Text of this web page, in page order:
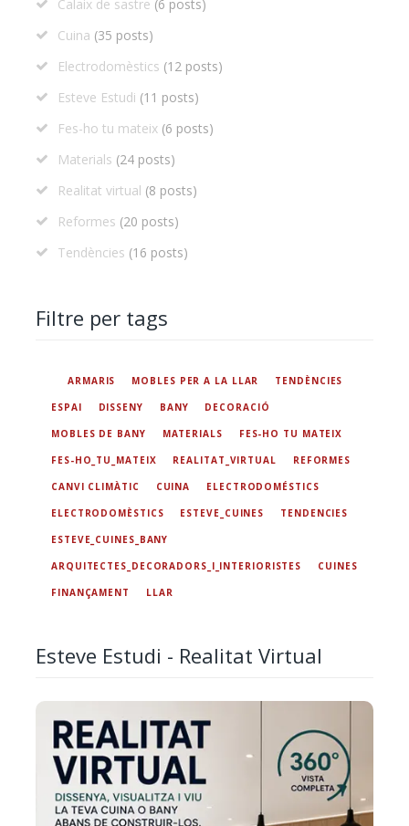
Calaix de sastre (6 posts)
Cuina (35 posts)
Electrodomèstics (12 posts)
Esteve Estudi (11 posts)
Fes-ho tu mateix (6 posts)
Materials (24 posts)
Realitat virtual (8 posts)
Reformes (20 posts)
Tendències (16 posts)
Filtre per tags
ARMARIS MOBLES PER A LA LLAR TENDÈNCIES
ESPAI DISSENY BANY DECORACIÓ
MOBLES DE BANY MATERIALS FES-HO TU MATEIX
FES-HO_TU_MATEIX REALITAT_VIRTUAL REFORMES
CANVI CLIMÀTIC CUINA ELECTRODOMÉSTICS
ELECTRODOMÈSTICS ESTEVE_CUINES TENDENCIES
ESTEVE_CUINES_BANY
ARQUITECTES_DECORADORS_I_INTERIORISTES CUINES
FINANÇAMENT LLAR
Esteve Estudi - Realitat Virtual